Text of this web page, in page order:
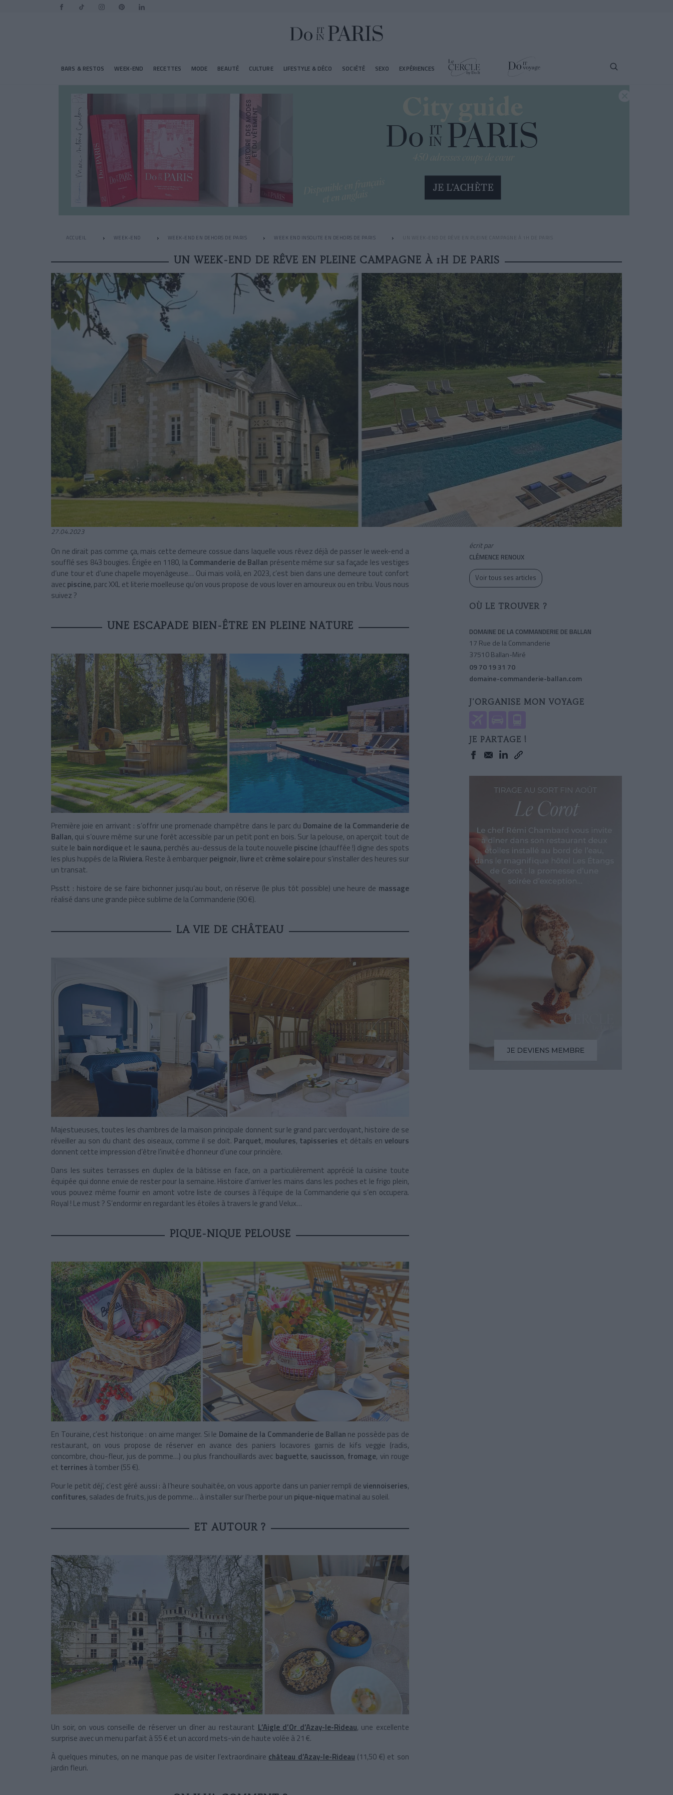
BARS & RESTOS WEEK-END RECETTES MODE BEAUTÉ CULTURE LIFESTYLE & DÉCO SOCIÉTÉ SEXO EXPÉRIENCES
ACCUEIL WEEK-END WEEK-END EN DEHORS DE PARIS WEEK END INSOLITE EN DEHORS DE PARIS UN WEEK-END DE RÊVE EN PLEINE CAMPAGNE À 1H DE PARIS
UN WEEK-END DE RÊVE EN PLEINE CAMPAGNE À 1H DE PARIS
27.04.2023
On ne dirait pas comme ça, mais cette demeure cossue dans laquelle vous rêvez déjà de passer le week-end a
soufflé ses 843 bougies. Érigée en 1180, laCommanderie de Ballan présente même sur sa façade les vestiges
d’une tour et d’une chapelle moyenâgeuse… Oui mais voilà, en 2023, c’est bien dans une demeure tout confort
avecpiscine, parc XXL et literie moelleuse qu’on vous propose de vous lover en amoureux ou en tribu. Vous nous
suivez ?
UNE ESCAPADE BIEN-ÊTRE EN PLEINE NATURE
Première joie en arrivant : s’offrir une promenade champêtre dans le parc du Domaine de la Commanderie de
Ballan, qui s’ouvre même sur une forêt accessible par un petit pont en bois. Sur la pelouse, on aperçoit tout de
suite le bain nordiqueet le sauna, perchés au-dessus de la toute nouvelle piscine (chauffée !) digne des spots
les plus huppés de laRiviera. Reste à embarquerpeignoir, livreet crème solairepour s’installer des heures sur
un transat.
Psstt : histoire de se faire bichonner jusqu’au bout, on réserve (le plus tôt possible) une heure de massage
réalisé dans une grande pièce sublime de la Commanderie (90 €).
LA VIE DE CHÂTEAU
Majestueuses, toutes les chambres de la maison principale donnent sur le grand parc verdoyant, histoire de se
réveiller au son du chant des oiseaux, comme il se doit. Parquet, moulures, tapisseries et détails envelours
donnent cette impression d’être l’invité·e d’honneur d’une cour princière.
Dans les suites terrasses en duplex de la bâtisse en face, on a particulièrement apprécié la cuisine toute
équipée qui donne envie de rester pour la semaine. Histoire d’arriver les mains dans les poches et le frigo plein,
vous pouvez même fournir en amont votre liste de courses à l’équipe de la Commanderie qui s’en occupera.
Royal ! Le must ? S’endormir en regardant les étoiles à travers le grand Velux…
PIQUE-NIQUE PELOUSE
En Touraine, c’est historique : on aime manger. Si le Domaine de la Commanderie de Ballan ne possède pas de
restaurant, on vous propose de réserver en avance des paniers locavores garnis de kifs veggie (radis,
concombre, chou-fleur, jus de pomme…) ou plus franchouillards avec baguette, saucisson, fromage, vin rouge
et terrines à tomber (55 €).
Pour le petit déj’, c’est géré aussi : à l’heure souhaitée, on vous apporte dans un panier rempli deviennoiseries,
confitures, salades de fruits, jus de pomme… à installer sur l’herbe pour un pique-niquematinal au soleil.
ET AUTOUR ?
Un soir, on vous conseille de réserver un dîner au restaurant L’Aigle d’Or d’Azay-le-Rideau, une excellente
surprise avec un menu parfait à 55 € et un accord mets-vin de haute volée à 21 €.
À quelques minutes, on ne manque pas de visiter l’extraordinaire château d’Azay-le-Rideau (11,50 €) et son
jardin fleuri.
écrit par
CLÉMENCE RENOUX
Voir tous ses articles
OÙ LE TROUVER ?
DOMAINE DE LA COMMANDERIE DE BALLAN
17 Rue de la Commanderie
37510 Ballan-Miré
09 70 19 31 70
domaine-commanderie-ballan.com
J'ORGANISE MON VOYAGE
JE PARTAGE !